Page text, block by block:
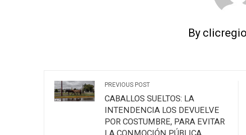
By
PREVIOUS POST
CABALLOS SUELTOS: LA
INTENDENCIA LOS DEVUELVE
POR COSTUMBRE, PARA EVITAR